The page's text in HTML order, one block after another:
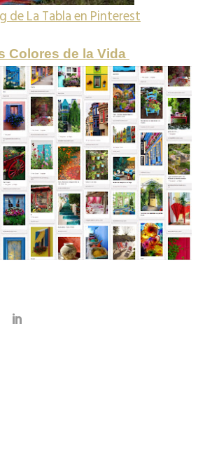
de La Tabla en Pinterest
Colores de la Vida